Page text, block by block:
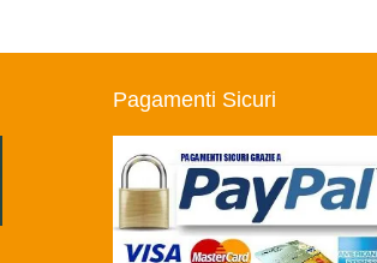
Pagamenti Sicuri